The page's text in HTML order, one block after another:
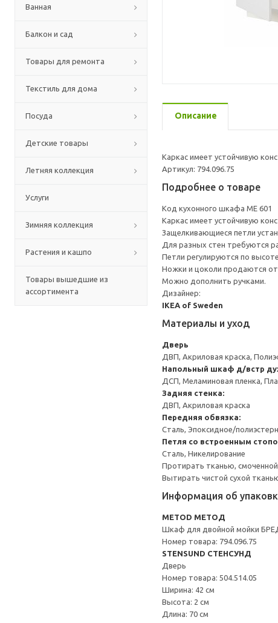
Ванная
Балкон и сад
Товары для ремонта
Текстиль для дома
Посуда
Детские товары
Летняя коллекция
Услуги
Зимняя коллекция
Растения и кашпо
Товары вышедшие из
ассортимента
Описание
Каркас имеет устойчивую
Артикул: 794.096.75
Подробнее о товаре
Код кухонного шкафа ME 601
Каркас имеет устойчивую
Защелкивающиеся петли
Для разных стен требуются
Петли регулируются по
Ножки и цоколи продаются
Можно дополнить ручками.
Дизайнер:
IKEA of Sweden
Материалы и уход
Дверь
ДВП, Акриловая краска,
Напольный шкаф д/встр
ДСП, Меламиновая пленка,
Задняя стенка:
ДВП, Акриловая краска
Передняя обвязка:
Сталь, Эпоксидное/
Петля со встроенным
Сталь, Никелирование
Протирать тканью,
Вытирать чистой сухой
Информация об
METOD МЕТОД
Шкаф для двойной мойки
Номер товара: 794.096.75
STENSUND СТЕНСУНД
Дверь
Номер товара: 504.514.05
Ширина: 42 см
Высота: 2 см
Длина: 70 см